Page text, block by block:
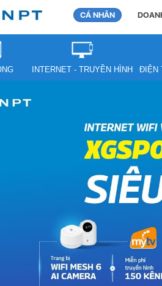
CÁ NHÂN
INTERNET - TRUYỀN HÌNH ĐIỆN